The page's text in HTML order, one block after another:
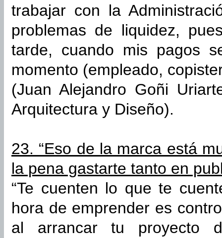
trabajar con la
problemas de liquidez,
tarde, cuando mis pagos
momento (empleado,
(Juan Alejandro Goñi
Arquitectura y Diseño).
23. “Eso de la marca está
la pena gastarte tanto en
“Te cuenten lo que te
hora de emprender es
al arrancar tu proyecto